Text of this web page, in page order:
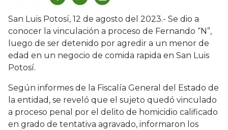
San Luis Potosí, 12 de agosto del 2023.- Se dio a
conocer la vinculación a proceso de Fernando “N”,
luego de ser detenido por agredir a un menor de
edad en un negocio de comida rapida en San Luis
Potosí.
Según informes de la Fiscalía General del Estado de
la entidad, se reveló que el sujeto quedó vinculado
a proceso penal por el delito de homicidio calificado
en grado de tentativa agravado, informaron los